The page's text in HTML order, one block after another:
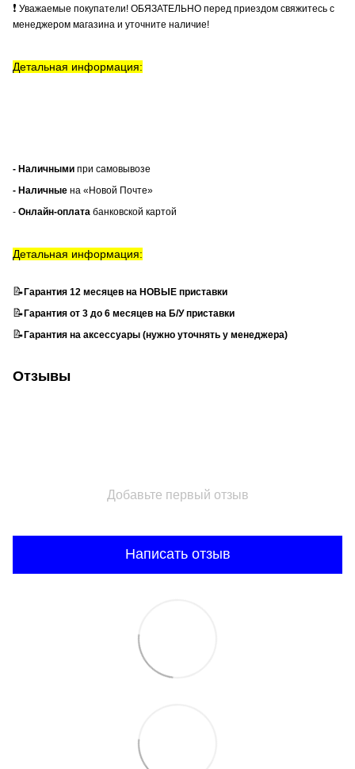
❗ Уважаемые покупатели! ОБЯЗАТЕЛЬНО перед приездом свяжитесь с
менеджером магазина и уточните наличие!
Детальная информация:
- Наличными при самовывозе
- Наличные на «Новой Почте»
- Онлайн-оплата банковской картой
Детальная информация:
📝Гарантия 12 месяцев на НОВЫЕ приставки
📝Гарантия от 3 до 6 месяцев на Б/У приставки
📝Гарантия на аксессуары (нужно уточнять у менеджера)
Отзывы
Добавьте первый отзыв
Написать отзыв